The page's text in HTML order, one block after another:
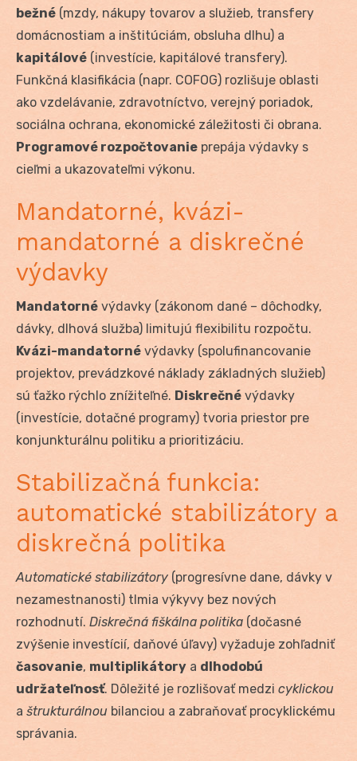
bežné (mzdy, nákupy tovarov a služieb, transfery
domácnostiam a inštitúciám, obsluha dlhu) a
kapitálové (investície, kapitálové transfery).
Funkčná klasifikácia (napr. COFOG) rozlišuje oblasti
ako vzdelávanie, zdravotníctvo, verejný poriadok,
sociálna ochrana, ekonomické záležitosti či obrana.
Programové rozpočtovanie prepája výdavky s
cieľmi a ukazovateľmi výkonu.
Mandatorné, kvázi-
mandatorné a diskrečné
výdavky
Mandatorné výdavky (zákonom dané – dôchodky,
dávky, dlhová služba) limitujú flexibilitu rozpočtu.
Kvázi-mandatorné výdavky (spolufinancovanie
projektov, prevádzkové náklady základných služieb)
sú ťažko rýchlo znížiteľné. Diskrečné výdavky
(investície, dotačné programy) tvoria priestor pre
konjunkturálnu politiku a prioritizáciu.
Stabilizačná funkcia:
automatické stabilizátory a
diskrečná politika
Automatické stabilizátory (progresívne dane, dávky v
nezamestnanosti) tlmia výkyvy bez nových
rozhodnutí. Diskrečná fiškálna politika (dočasné
zvýšenie investícií, daňové úľavy) vyžaduje zohľadniť
časovanie, multiplikátory a dlhodobú
udržateľnosť. Dôležité je rozlišovať medzi cyklickou
a štrukturálnou bilanciou a zabraňovať procyklickému
správania.